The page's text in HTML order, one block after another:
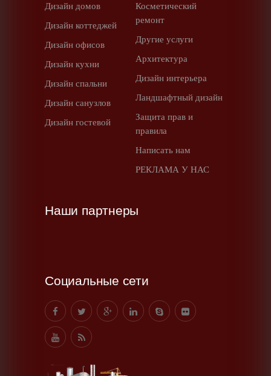
Дизайн домов
Дизайн коттеджей
Дизайн офисов
Дизайн кухни
Дизайн спальни
Дизайн санузлов
Дизайн гостевой
Косметический
ремонт
Другие услуги
Архитектура
Дизайн интерьера
Ландшафтный дизайн
Защита прав и
правила
Написать нам
РЕКЛАМА У НАС
Наши партнеры
Социальные сети